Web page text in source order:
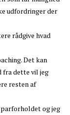
udfordringer der
rådgive hvad
Det kan
fra dette vil jeg
resten af
og jeg